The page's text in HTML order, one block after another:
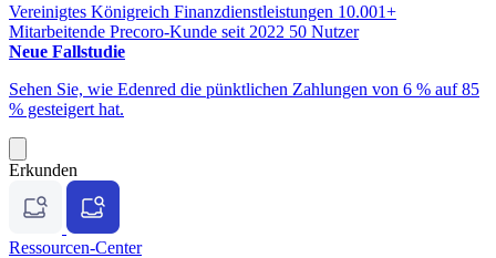
Vereinigtes Königreich Finanzdienstleistungen 10.001+
Mitarbeitende Precoro-Kunde seit 2022 50 Nutzer
Neue Fallstudie
Sehen Sie, wie Edenred die pünktlichen Zahlungen von 6 % auf 85
% gesteigert hat.
Erkunden
Ressourcen-Center